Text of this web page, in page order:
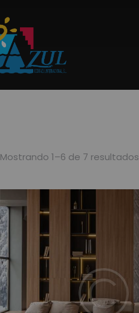
Mostrando 1–6 de 7 resultados